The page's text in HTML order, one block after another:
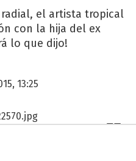
el artista tropical
con la hija del ex
lo que dijo!
13:25